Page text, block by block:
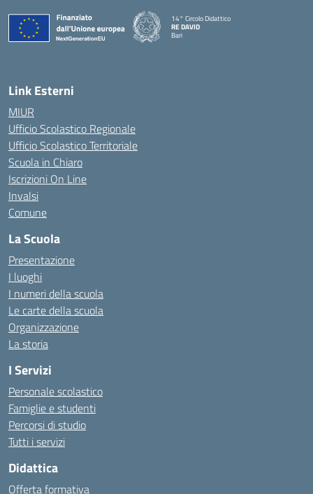
14° Circolo Didattico
RE DAVID
Bari
Link Esterni
MIUR
Ufficio Scolastico Regionale
Ufficio Scolastico Territoriale
Scuola in Chiaro
Iscrizioni On Line
Invalsi
Comune
La Scuola
Presentazione
I luoghi
I numeri della scuola
Le carte della scuola
Organizzazione
La storia
I Servizi
Personale scolastico
Famiglie e studenti
Percorsi di studio
Tutti i servizi
Didattica
Offerta formativa